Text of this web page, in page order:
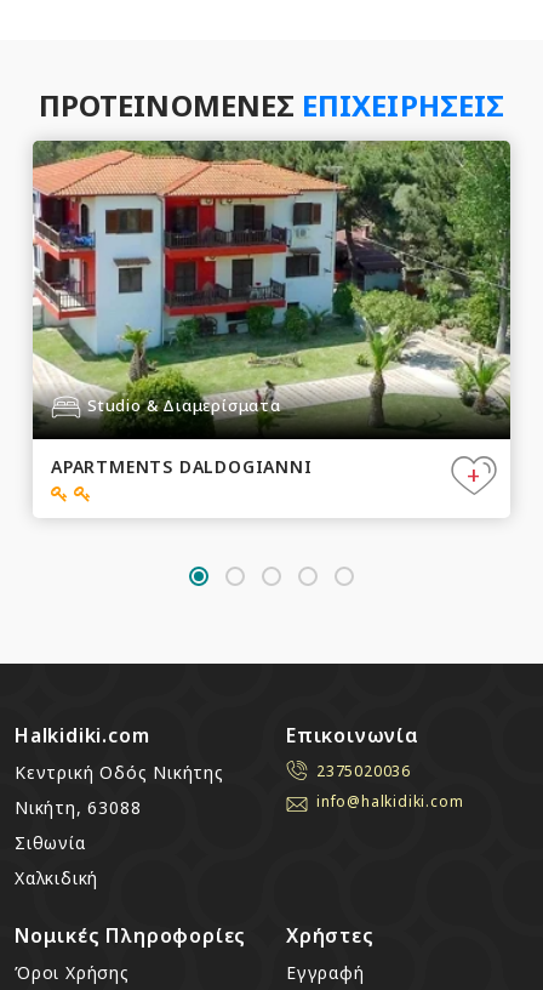
ΠΡΟΤΕΙΝΌΜΕΝΕΣ ΕΠΙΧΕΙΡΉΣΕΙΣ
Studio & Διαμερίσματα
APARTMENTS DALDOGIANNI +
Halkidiki.com
Κεντρική Οδός Νικήτης
Νικήτη, 63088
Σιθωνία
Χαλκιδική
Επικοινωνία
2375020036
info@halkidiki.com
Νομικές Πληροφορίες
Όροι Χρήσης
Χρήστες
Εγγραφή